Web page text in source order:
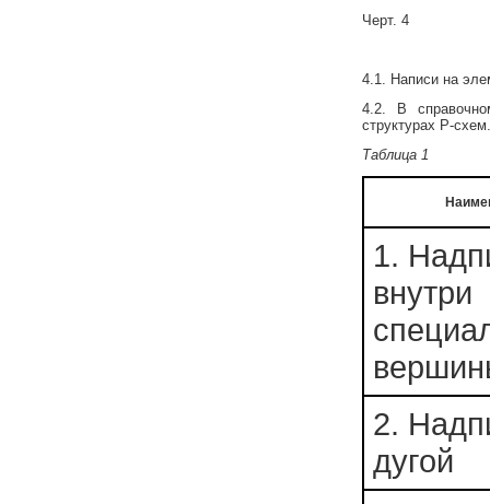
Черт. 4
4.1. Написи на
4.2. В
структурах Р-схем.
Таблица 1
1.
внутри
2.
дугой